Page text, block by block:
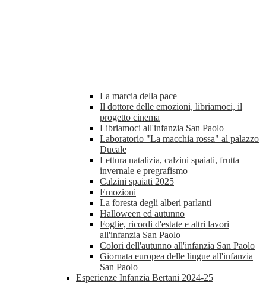
La marcia della pace
Il dottore delle emozioni, libriamoci, il
progetto cinema
Libriamoci all'infanzia San Paolo
Laboratorio "La macchia rossa" al palazzo
Ducale
Lettura natalizia, calzini spaiati, frutta
invernale e pregrafismo
Calzini spaiati 2025
Emozioni
La foresta degli alberi parlanti
Halloween ed autunno
Foglie, ricordi d'estate e altri lavori
all'infanzia San Paolo
Colori dell'autunno all'infanzia San Paolo
Giornata europea delle lingue all'infanzia
San Paolo
Esperienze Infanzia Bertani 2024-25